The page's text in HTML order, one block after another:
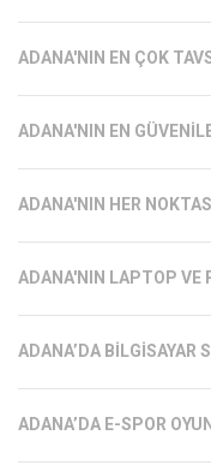
ADANA'NIN EN ÇOK
ADANA'NIN EN
ADANA'NIN HER
ADANA'NIN LAPTOP VE
ADANA’DA BILGISAYAR
ADANA’DA E-SPOR